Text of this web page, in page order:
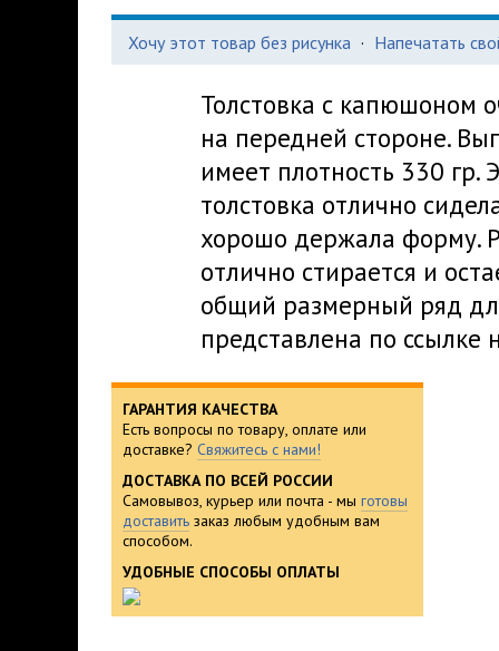
Хочу этот товар без рисунка · Напечатать
Толстовка с капюшоном
на передней стороне.
имеет плотность 330 гр.
толстовка отлично
хорошо держала форму.
отлично стирается и
общий размерный ряд
представлена по ссылке
ГАРАНТИЯ КАЧЕСТВА
Есть вопросы по товару, оплате или
доставке? Свяжитесь с нами!
ДОСТАВКА ПО ВСЕЙ РОССИИ
Самовывоз, курьер или почта - мы готовы
доставить заказ любым удобным вам
способом.
УДОБНЫЕ СПОСОБЫ ОПЛАТЫ